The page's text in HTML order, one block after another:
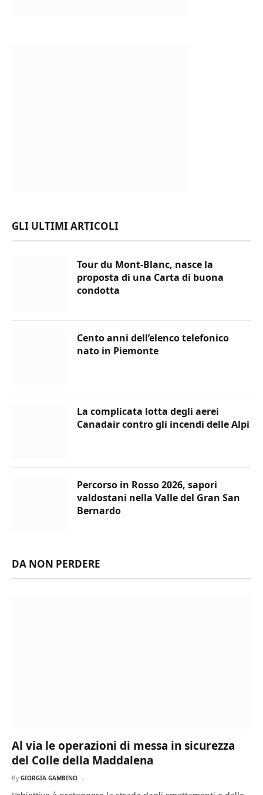
GLI ULTIMI ARTICOLI
Tour du Mont-Blanc, nasce la
proposta di una Carta di buona
condotta
Cento anni dell’elenco telefonico
nato in Piemonte
La complicata lotta degli aerei
Canadair contro gli incendi delle Alpi
Percorso in Rosso 2026, sapori
valdostani nella Valle del Gran San
Bernardo
DA NON PERDERE
Al via le operazioni di messa in sicurezza
del Colle della Maddalena
By GIORGIA GAMBINO